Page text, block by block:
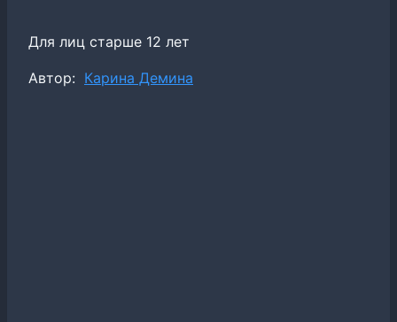
Для лиц старше 12 лет
Метки
Автор: Карина Демина